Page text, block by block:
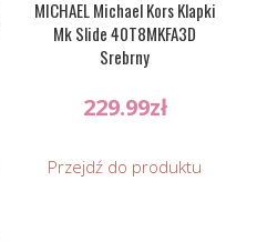
MICHAEL Michael Kors Klapki
Mk Slide 40T8MKFA3D
Srebrny
229.99zł
Przejdź do produktu